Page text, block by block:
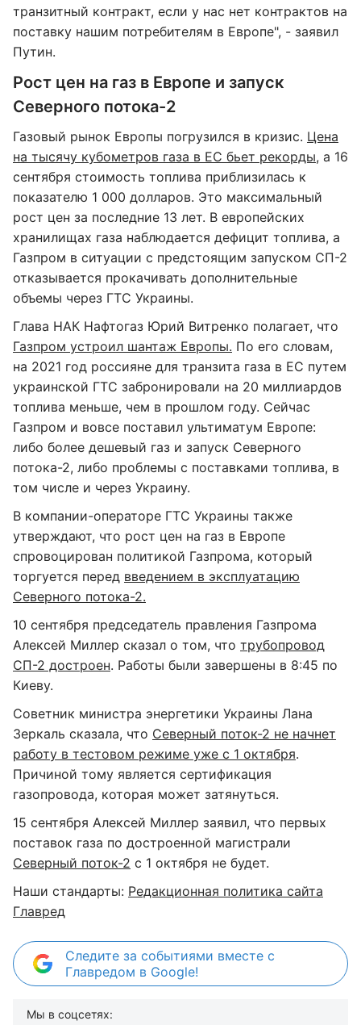
транзитный контракт, если у нас нет контрактов на
поставку нашим потребителям в Европе", - заявил
Путин.
Рост цен на газ в Европе и запуск
Северного потока-2
Газовый рынок Европы погрузился в кризис. Цена
на тысячу кубометров газа в ЕС бьет рекорды, а 16
сентября стоимость топлива приблизилась к
показателю 1 000 долларов. Это максимальный
рост цен за последние 13 лет. В европейских
хранилищах газа наблюдается дефицит топлива, а
Газпром в ситуации с предстоящим запуском СП-2
отказывается прокачивать дополнительные
объемы через ГТС Украины.
Глава НАК Нафтогаз Юрий Витренко полагает, что
Газпром устроил шантаж Европы. По его словам,
на 2021 год россияне для транзита газа в ЕС путем
украинской ГТС забронировали на 20 миллиардов
топлива меньше, чем в прошлом году. Сейчас
Газпром и вовсе поставил ультиматум Европе:
либо более дешевый газ и запуск Северного
потока-2, либо проблемы с поставками топлива, в
том числе и через Украину.
В компании-операторе ГТС Украины также
утверждают, что рост цен на газ в Европе
спровоцирован политикой Газпрома, который
торгуется перед введением в эксплуатацию
Северного потока-2.
10 сентября председатель правления Газпрома
Алексей Миллер сказал о том, что трубопровод
СП-2 достроен. Работы были завершены в 8:45 по
Киеву.
Советник министра энергетики Украины Лана
Зеркаль сказала, что Северный поток-2 не начнет
работу в тестовом режиме уже с 1 октября.
Причиной тому является сертификация
газопровода, которая может затянуться.
15 сентября Алексей Миллер заявил, что первых
поставок газа по достроенной магистрали
Северный поток-2 с 1 октября не будет.
Наши стандарты: Редакционная политика сайта
Главред
Следите за событиями вместе с
Главредом в Google!
Мы в соцсетях: